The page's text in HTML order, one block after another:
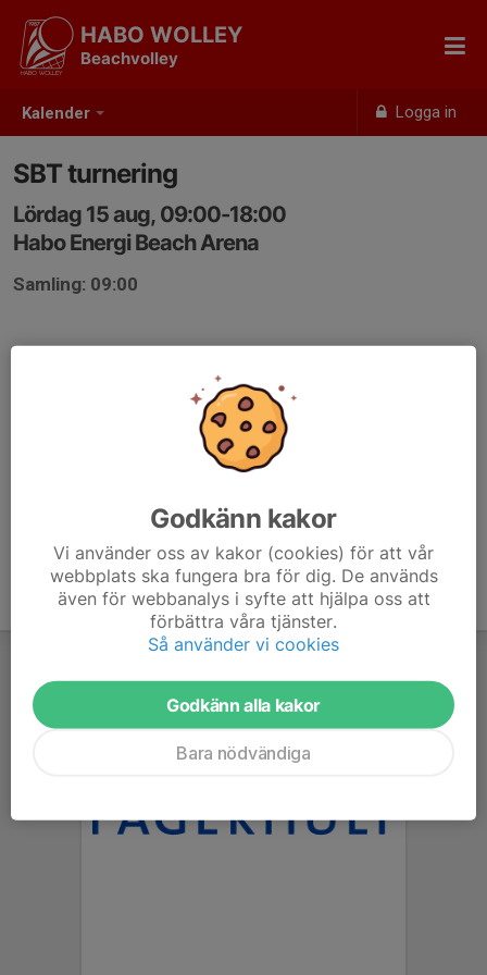
Kalender Logga in
HABO WOLLEY
Beachvolley
SBT turnering
Lördag 15 aug, 09:00-18:00
Habo Energi Beach Arena
Samling: 09:00
Godkänn kakor
Vi använder oss av kakor (cookies) för att vår
webbplats ska fungera bra för dig. De används
även för webbanalys i syfte att hjälpa oss att
förbättra våra tjänster.
Så använder vi cookies
Godkänn alla kakor
Bara nödvändiga